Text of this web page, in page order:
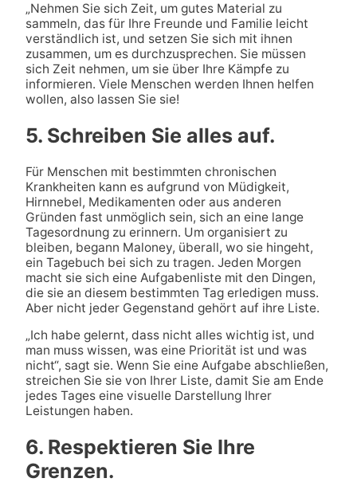
„Nehmen Sie sich Zeit, um gutes Material zu
sammeln, das für Ihre Freunde und Familie leicht
verständlich ist, und setzen Sie sich mit ihnen
zusammen, um es durchzusprechen. Sie müssen
sich Zeit nehmen, um sie über Ihre Kämpfe zu
informieren. Viele Menschen werden Ihnen helfen
wollen, also lassen Sie sie!
5. Schreiben Sie alles auf.
Für Menschen mit bestimmten chronischen
Krankheiten kann es aufgrund von Müdigkeit,
Hirnnebel, Medikamenten oder aus anderen
Gründen fast unmöglich sein, sich an eine lange
Tagesordnung zu erinnern. Um organisiert zu
bleiben, begann Maloney, überall, wo sie hingeht,
ein Tagebuch bei sich zu tragen. Jeden Morgen
macht sie sich eine Aufgabenliste mit den Dingen,
die sie an diesem bestimmten Tag erledigen muss.
Aber nicht jeder Gegenstand gehört auf ihre Liste.
„Ich habe gelernt, dass nicht alles wichtig ist, und
man muss wissen, was eine Priorität ist und was
nicht“, sagt sie. Wenn Sie eine Aufgabe abschließen,
streichen Sie sie von Ihrer Liste, damit Sie am Ende
jedes Tages eine visuelle Darstellung Ihrer
Leistungen haben.
6. Respektieren Sie Ihre
Grenzen.